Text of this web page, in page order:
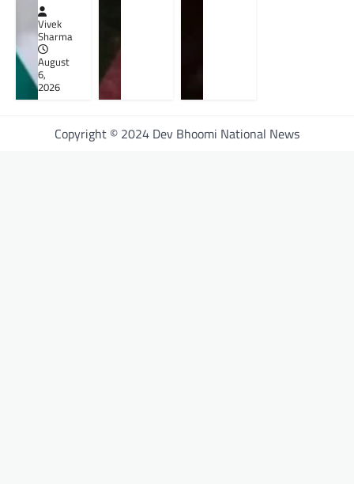
Vivek
Sharma
August
6,
2026
Copyright © 2024 Dev Bhoomi National News